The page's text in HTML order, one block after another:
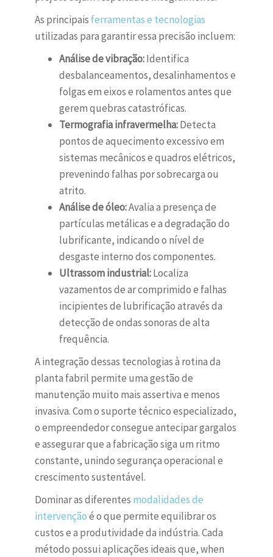
As principais ferramentas e tecnologias
utilizadas para garantir essa precisão incluem:
Análise de vibração:Identifica
desbalanceamentos, desalinhamentos e
folgas em eixos e rolamentos antes que
gerem quebras catastróficas.
Termografia infravermelha:Detecta
pontos de aquecimento excessivo em
sistemas mecânicos e quadros elétricos,
prevenindo falhas por sobrecarga ou
atrito.
Análise de óleo:Avalia a presença de
partículas metálicas e a degradação do
lubrificante, indicando o nível de
desgaste interno dos componentes.
Ultrassom industrial:Localiza
vazamentos de ar comprimido e falhas
incipientes de lubrificação através da
detecção de ondas sonoras de alta
frequência.
A integração dessas tecnologias à rotina da
planta fabril permite uma gestão de
manutenção muito mais assertiva e menos
invasiva. Com o suporte técnico especializado,
o empreendedor consegue antecipar gargalos
e assegurar que a fabricação siga um ritmo
constante, unindo segurança operacional e
crescimento sustentável.
Dominar as diferentes modalidades de
intervençãoé o que permite equilibrar os
custos e a produtividade da indústria. Cada
método possui aplicações ideais que, when